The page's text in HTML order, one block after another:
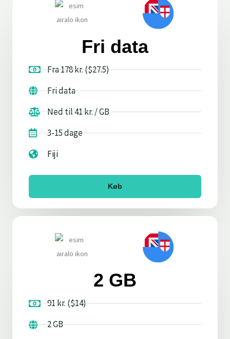
Fri data
Fra 178 kr. ($27.5)
Fri data
Ned til 41 kr. / GB
3-15 dage
Fiji
Køb
2 GB
91 kr. ($14)
2 GB